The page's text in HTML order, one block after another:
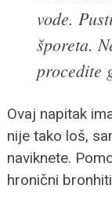
vode.
šporeta.
procedite
Ovaj napitak
nije tako loš,
naviknete.
hronični